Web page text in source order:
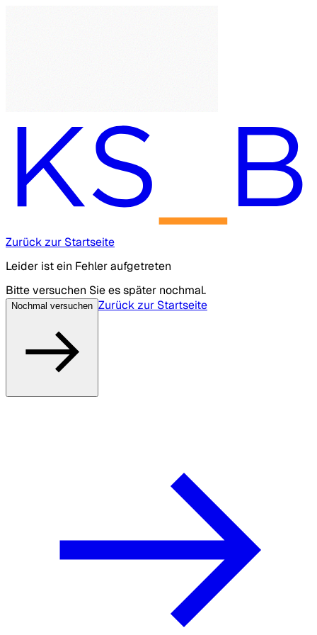
Zurück zur Startseite
Leider ist ein Fehler aufgetreten
Bitte versuchen Sie es später nochmal.
Nochmal versuchen Zurück zur Startseite